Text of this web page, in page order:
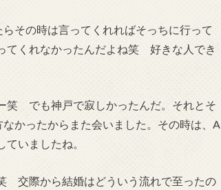
その時は言ってくれればそっちに行って
てくれなかったんだよね笑 好きな人でき
笑 でも神戸で寂しかったんだ。それとそ
かったからまた会いました。その時は、A
いましたね。
交際から結婚はどういう流れで至ったの